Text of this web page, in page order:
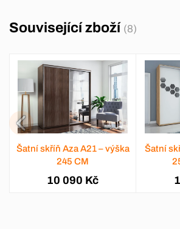
Související zboží (8)
Šatní skříň Aza A21 – výška
245 CM
10 090 Kč
Šatní